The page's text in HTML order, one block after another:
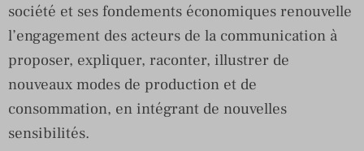
société et ses fondements économiques renouvelle
l’engagement des acteurs de la communication à
proposer, expliquer, raconter, illustrer de
nouveaux modes de production et de
consommation, en intégrant de nouvelles
sensibilités.